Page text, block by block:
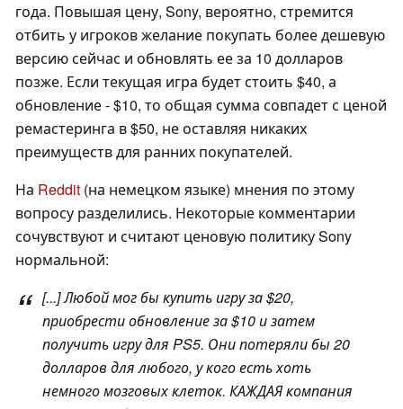
года. Повышая цену, Sony, вероятно, стремится
отбить у игроков желание покупать более дешевую
версию сейчас и обновлять ее за 10 долларов
позже. Если текущая игра будет стоить $40, а
обновление - $10, то общая сумма совпадет с ценой
ремастеринга в $50, не оставляя никаких
преимуществ для ранних покупателей.
На Reddit (на немецком языке) мнения по этому
вопросу разделились. Некоторые комментарии
сочувствуют и считают ценовую политику Sony
нормальной:
[...] Любой мог бы купить игру за $20,
приобрести обновление за $10 и затем
получить игру для PS5. Они потеряли бы 20
долларов для любого, у кого есть хоть
немного мозговых клеток. КАЖДАЯ компания